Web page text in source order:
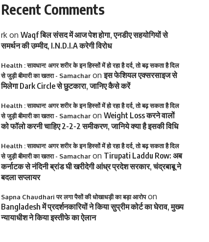
Recent Comments
rkon Waqf बिल संसद में आज पेश होगा, एनडीए सहयोगियों से
समर्थन की उम्मीद, I.N.D.I.A करेगी विरोध
Health : सावधान! अगर शरीर के इन हिस्सों में हो रहा है दर्द, तो बढ़ सकता है दिल
से जुड़ी बीमारी का खतरा - Samacharonइस फेशियल एक्सरसाइज से
मिलेगा Dark Circle से छुटकारा, जानिए कैसे करें
Health : सावधान! अगर शरीर के इन हिस्सों में हो रहा है दर्द, तो बढ़ सकता है दिल
से जुड़ी बीमारी का खतरा - Samacharon Weight Loss करने वालों
को फॉलो करनी चाहिए 2-2-2 समीकरण, जानिये क्या है इसकी विधि
Health : सावधान! अगर शरीर के इन हिस्सों में हो रहा है दर्द, तो बढ़ सकता है दिल
से जुड़ी बीमारी का खतरा - Samacharon Tirupati Laddu Row: अब
कर्नाटक से नंदिनी ब्रांड घी खरीदेगी आंध्र प्रदेश सरकार, चंद्रबाबू ने
बदला सप्लायर
Sapna Chaudhari पर लगा पैसों की धोखाधड़ी का बड़ा आरोपon
Bangladesh में प्रदर्शनकारियों ने किया सुप्रीम कोर्ट का घेराव, मुख्य
न्यायाधीश ने किया इस्तीफे का ऐलान